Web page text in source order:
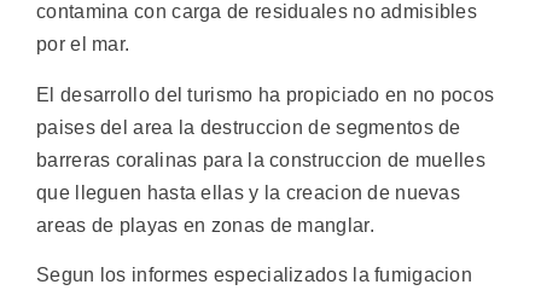
contamina con carga de residuales no admisibles
por el mar.
El desarrollo del turismo ha propiciado en no pocos
paises del area la destruccion de segmentos de
barreras coralinas para la construccion de muelles
que lleguen hasta ellas y la creacion de nuevas
areas de playas en zonas de manglar.
Segun los informes especializados la fumigacion